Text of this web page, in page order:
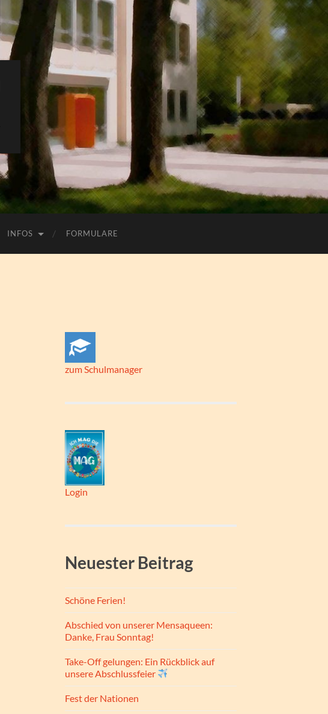
INFOS FORMULARE
zum Schulmanager
Login
Neuester Beitrag
Schöne Ferien!
Abschied von unserer Mensaqueen:
Danke, Frau Sonntag!
Take-Off gelungen: Ein Rückblick auf
unsere Abschlussfeier
Fest der Nationen